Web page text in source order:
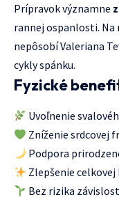
Prípravok významne
rannej ospanlosti.
nepôsobí Valeriana
cykly spánku.
Fyzické
Uvoľnenie
Zníženie srdcovej
Podpora
Zlepšenie
Bez rizika